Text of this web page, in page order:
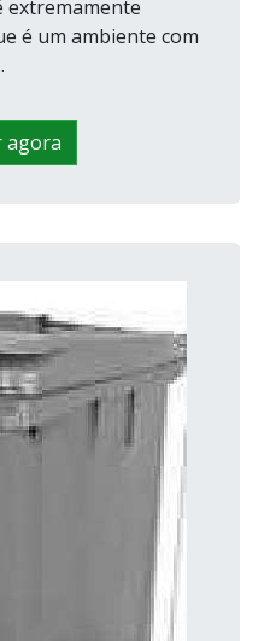
extremamente
é um ambiente com
agora